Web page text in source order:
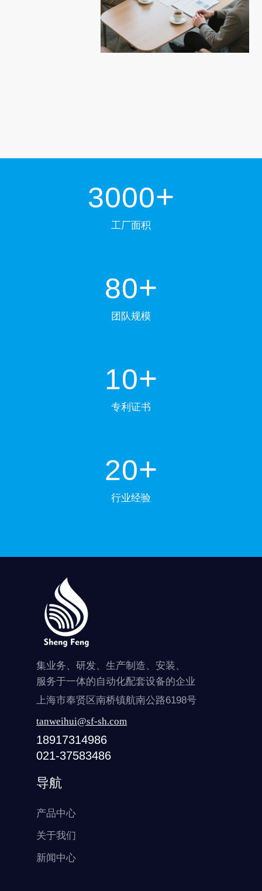
3000+
工厂面积
80+
团队规模
10+
专利证书
20+
行业经验
集业务、研发、生产制造、安装、
服务于一体的自动化配套设备的企业
上海市奉贤区南桥镇航南公路6198号
tanweihui@sf-sh.com
18917314986
021-37583486
导航
产品中心
关于我们
新闻中心